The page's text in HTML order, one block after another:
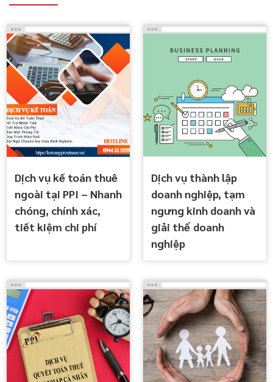
Dịch vụ kế toán thuê
ngoài tại PPI – Nhanh
chóng, chính xác,
tiết kiệm chi phí
Dịch vụ thành lập
doanh nghiệp, tạm
ngưng kinh doanh và
giải thể doanh
nghiệp